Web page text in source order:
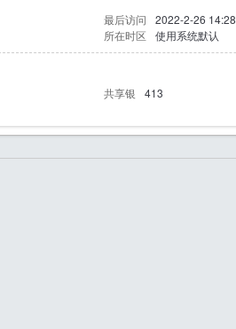
最后访问
2022-2-26 14:28
所在时区 使用系统默认
共享银
413